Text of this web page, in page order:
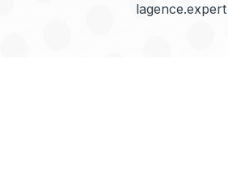
lagence.expert